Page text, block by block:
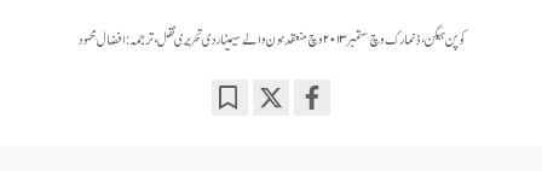
کوپن ہیگن، ڈنمارک وچ ستمبر ۲۰۱۳ وچ منعقد ہون والے سیمینار دی تحریری نقل، ترجمہ: افضال محمود